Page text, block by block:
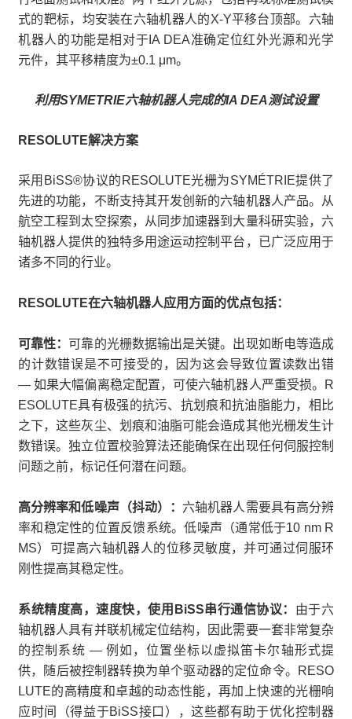
式的靶标，均安装在六轴机器人的X-Y平移台顶部。六轴
机器人的功能是相对于IA DEA准确定位红外光源和光学
元件，其平移精度为±0.1 μm。
利用SYMETRIE六轴机器人完成的IA DEA测试设置
RESOLUTE解决方案
采用BiSS®协议的RESOLUTE光栅为SYMÉTRIE提供了
先进的功能，不断支持其开发创新的六轴机器人产品。从
航空工程到太空探索，从同步加速器到大量科研实验，六
轴机器人提供的独特多用途运动控制平台，已广泛应用于
诸多不同的行业。
RESOLUTE在六轴机器人应用方面的优点包括：
可靠性： 可靠的光栅数据输出是关键。出现如断电等造成
的计数错误是不可接受的，因为这会导致位置读数出错
— 如果大幅偏离稳定配置，可使六轴机器人严重受损。R
ESOLUTE具有极强的抗污、抗划痕和抗油脂能力，相比
之下，这些灰尘、划痕和油脂可能会造成其他光栅发生计
数错误。独立位置校验算法还能确保在出现任何伺服控制
问题之前，标记任何潜在问题。
高分辨率和低噪声（抖动）： 六轴机器人需要具有高分辨
率和稳定性的位置反馈系统。低噪声（通常低于10 nm R
MS）可提高六轴机器人的位移灵敏度，并可通过伺服环
刚性提高其稳定性。
系统精度高，速度快，使用BiSS串行通信协议： 由于六
轴机器人具有并联机械定位结构，因此需要一套非常复杂
的控制系统 — 例如，位置坐标以虚拟笛卡尔轴形式提
供，随后被控制器转换为单个驱动器的定位命令。RESO
LUTE的高精度和卓越的动态性能，再加上快速的光栅响
应时间（得益于BiSS接口），这些都有助于优化控制器